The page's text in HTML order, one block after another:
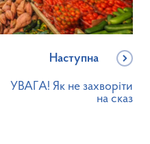
Наступна
УВАГА! Як не захворіти
на сказ